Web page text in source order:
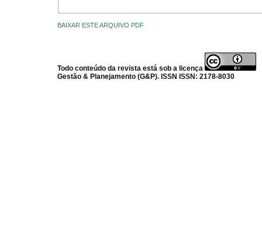
BAIXAR ESTE ARQUIVO PDF
Todo conteúdo da revista está sob a licença
Gestão & Planejamento (G&P). ISSN ISSN: 2178-8030